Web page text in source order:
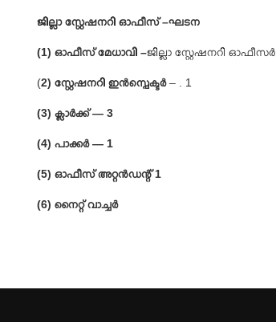
ജില്ലാ സ്റ്റേഷനറി ഓഫീസ്–ഘടന
(1)ഓഫീസ് മേധാവി–ജില്ലാ സ്റ്റേഷനറി ഓഫീസര്‍
(2)സ്റ്റേഷനറി ഇന്‍സ്പെക്ടര്‍– . 1
(3)ക്ലാര്‍ക്ക്— 3
(4)പാക്കര്‍— 1
(5)ഓഫീസ് അറ്റന്‍ഡന്റ്1
(6)നൈറ്റ് വാച്ചര്‍